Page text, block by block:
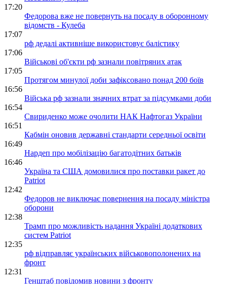
17:20
Федорова вже не повернуть на посаду в оборонному
відомств - Кулеба
17:07
рф дедалі активніше використовує балістику
17:06
Військові об'єкти рф зазнали повітряних атак
17:05
Протягом минулої доби зафіксовано понад 200 боїв
16:56
Війська рф зазнали значних втрат за підсумками доби
16:54
Свириденко може очолити НАК Нафтогаз України
16:51
Кабмін оновив державні стандарти середньої освіти
16:49
Нардеп про мобілізацію багатодітних батьків
16:46
Україна та США домовилися про поставки ракет до
Patriot
12:42
Федоров не виключає повернення на посаду міністра
оборони
12:38
Трамп про можливість надання Україні додаткових
систем Patriot
12:35
рф відправляє українських військовополонених на
фронт
12:31
Генштаб повідомив новини з фронту